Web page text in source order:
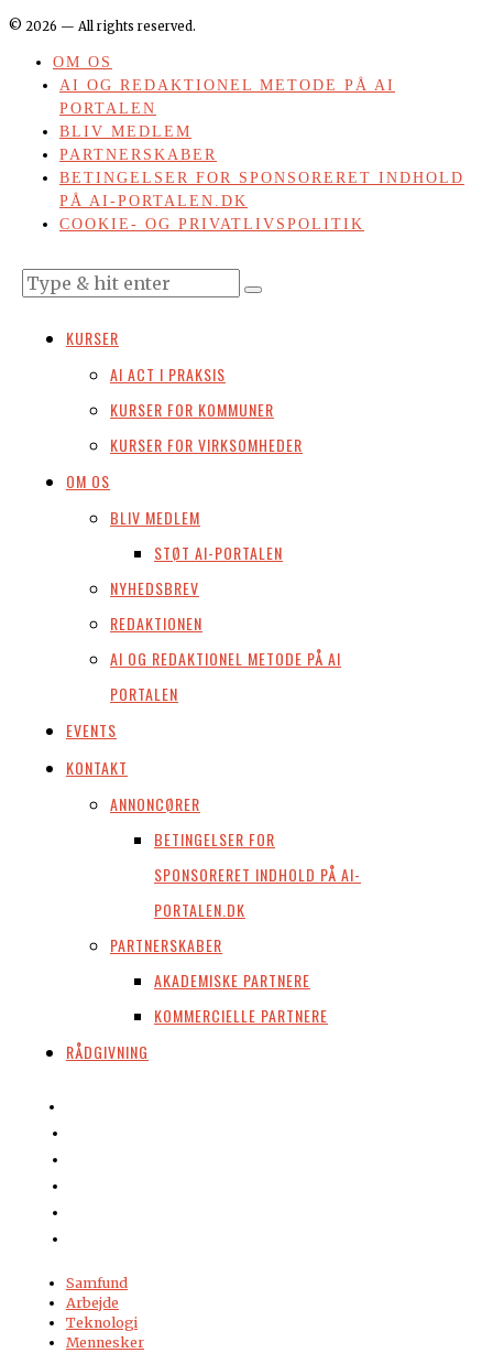
© 2026 — All rights reserved.
OM OS
AI OG REDAKTIONEL METODE PÅ AI
PORTALEN
BLIV MEDLEM
PARTNERSKABER
BETINGELSER FOR SPONSORERET INDHOLD
PÅ AI-PORTALEN.DK
COOKIE- OG PRIVATLIVSPOLITIK
KURSER
AI ACT I PRAKSIS
KURSER FOR KOMMUNER
KURSER FOR VIRKSOMHEDER
OM OS
BLIV MEDLEM
STØT AI-PORTALEN
NYHEDSBREV
REDAKTIONEN
AI OG REDAKTIONEL METODE PÅ AI
PORTALEN
EVENTS
KONTAKT
ANNONCØRER
BETINGELSER FOR
SPONSORERET INDHOLD PÅ AI-
PORTALEN.DK
PARTNERSKABER
AKADEMISKE PARTNERE
KOMMERCIELLE PARTNERE
RÅDGIVNING
Samfund
Arbejde
Teknologi
Mennesker